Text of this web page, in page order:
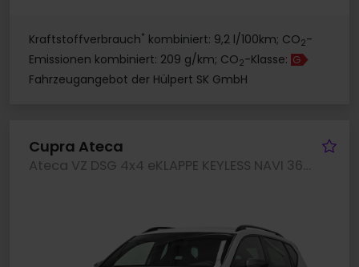
Kraftstoffverbrauch* kombiniert: 9,2 l/100km; CO2-
Emissionen kombiniert: 209 g/km; CO2-Klasse: G
Fahrzeugangebot der Hülpert SK GmbH
Cupra Ateca
Ateca VZ DSG 4x4 eKLAPPE KEYLESS NAVI 360CAM